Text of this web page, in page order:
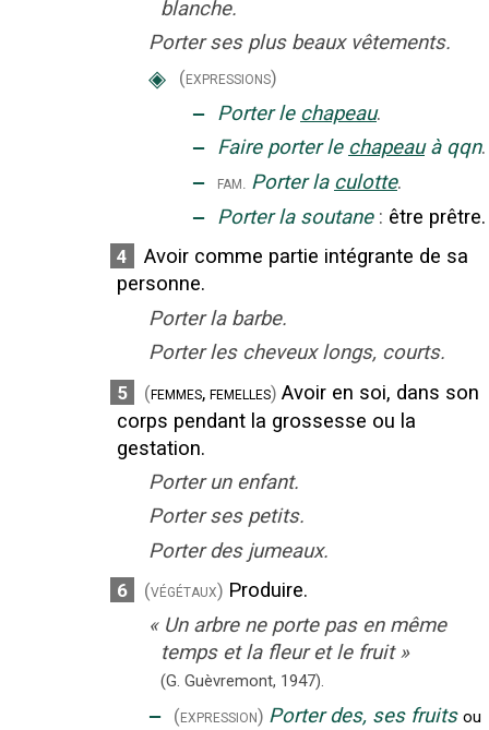
blanche.
Porter ses plus beaux vêtements.
◈ (expressions)
‒ Porter le chapeau.
‒ Faire porter le chapeau à qqn.
‒ fam. Porter la culotte.
‒ Porter la soutane : être prêtre.
4
Avoir comme partie intégrante de sa
personne.
Porter la barbe.
Porter les cheveux longs, courts.
5 (femmes, femelles) Avoir en soi, dans son
corps pendant la grossesse ou la
gestation.
Porter un enfant.
Porter ses petits.
Porter des jumeaux.
6 (végétaux) Produire.
« Un arbre ne porte pas en même
temps et la fleur et le fruit »
(G. Guèvremont, 1947).
‒ (expression) Porter des, ses fruits ou